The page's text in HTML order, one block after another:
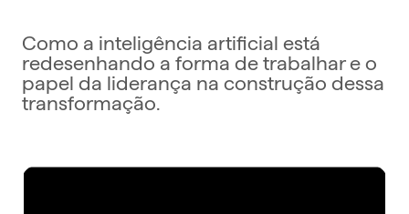
Como a inteligência artificial está
redesenhando a forma de trabalhar e o
papel da liderança na construção dessa
transformação.